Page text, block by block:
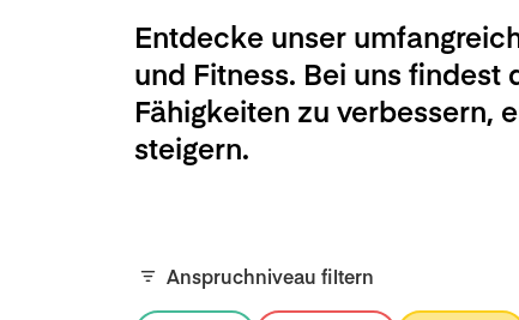
Entdecke unser
und Fitness. Bei uns
Fähigkeiten zu verbessern,
steigern.
Anspruchniveau filtern